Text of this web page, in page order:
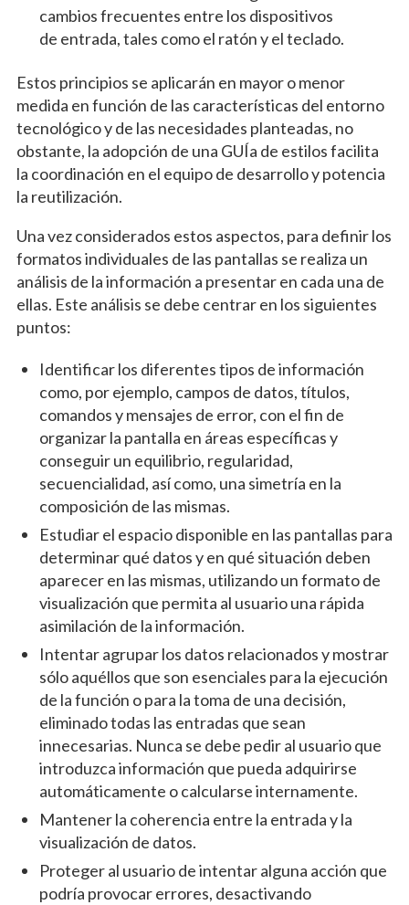
cambios frecuentes entre los dispositivos
de entrada, tales como el ratón y el teclado.
Estos principios se aplicarán en mayor o menor
medida en función de las características del entorno
tecnológico y de las necesidades planteadas, no
obstante, la adopción de una GUÍa de estilos facilita
la coordinación en el equipo de desarrollo y potencia
la reutilización.
Una vez considerados estos aspectos, para definir los
formatos individuales de las pantallas se realiza un
análisis de la información a presentar en cada una de
ellas. Este análisis se debe centrar en los siguientes
puntos:
Identificar los diferentes tipos de información
como, por ejemplo, campos de datos, títulos,
comandos y mensajes de error, con el fin de
organizar la pantalla en áreas específicas y
conseguir un equilibrio, regularidad,
secuencialidad, así como, una simetría en la
composición de las mismas.
Estudiar el espacio disponible en las pantallas para
determinar qué datos y en qué situación deben
aparecer en las mismas, utilizando un formato de
visualización que permita al usuario una rápida
asimilación de la información.
Intentar agrupar los datos relacionados y mostrar
sólo aquéllos que son esenciales para la ejecución
de la función o para la toma de una decisión,
eliminado todas las entradas que sean
innecesarias. Nunca se debe pedir al usuario que
introduzca información que pueda adquirirse
automáticamente o calcularse internamente.
Mantener la coherencia entre la entrada y la
visualización de datos.
Proteger al usuario de intentar alguna acción que
podría provocar errores, desactivando